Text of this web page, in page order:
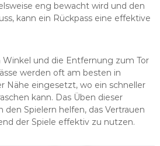
eng bewacht wird und den
kann ein Rückpass eine effektive
Winkel und die Entfernung zum Tor
werden oft am besten in
Nähe eingesetzt, wo ein schneller
kann. Das Üben dieser
den Spielern helfen, das Vertrauen
der Spiele effektiv zu nutzen.